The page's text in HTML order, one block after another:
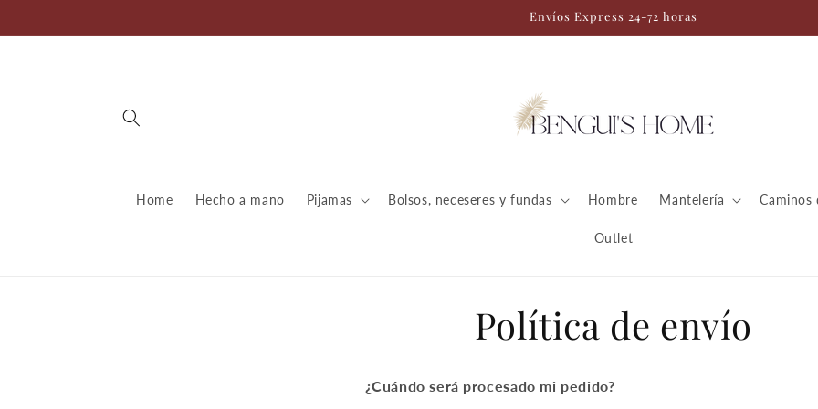
al contenido
Envíos Express 24-72 horas
Home Hecho a mano Pijamas Bolsos, neceseres y fundas Hombre Mantelería Caminos
Outlet
Política de envío
¿Cuándo será procesado mi pedido?